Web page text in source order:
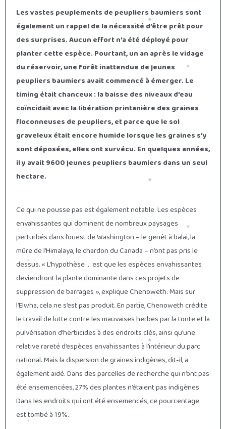
Les vastes peuplements de peupliers baumiers sont
également un rappel de la nécessité d’être prêt pour
des surprises. Aucun effort n’a été déployé pour
planter cette espèce. Pourtant, un an après le vidage
du réservoir, une forêt inattendue de jeunes
peupliers baumiers avait commencé à émerger. Le
timing était chanceux : la baisse des niveaux d’eau
coïncidait avec la libération printanière des graines
floconneuses de peupliers, et parce que le sol
graveleux était encore humide lorsque les graines s’y
sont déposées, elles ont survécu. En quelques années,
il y avait 9600 jeunes peupliers baumiers dans un seul
hectare.
Ce qui ne pousse pas est également notable. Les espèces
envahissantes qui dominent de nombreux paysages
perturbés dans l’ouest de Washington – le genêt à balai, la
mûre de l’Himalaya, le chardon du Canada – n’ont pas pris le
dessus. « L’hypothèse … est que les espèces envahissantes
deviendront la plante dominante dans ces projets de
suppression de barrages », explique Chenoweth. Mais sur
l’Elwha, cela ne s’est pas produit. En partie, Chenoweth crédite
le travail de lutte contre les mauvaises herbes par la tonte et la
pulvérisation d’herbicides à des endroits clés, ainsi qu’une
relative rareté d’espèces envahissantes à l’intérieur du parc
national. Mais la dispersion de graines indigènes, dit-il, a
également aidé. Dans des parcelles de recherche qui n’ont pas
été ensemencées, 27% des plantes n’étaient pas indigènes.
Dans les endroits qui ont été ensemencés, ce pourcentage
est tombé à 19%.